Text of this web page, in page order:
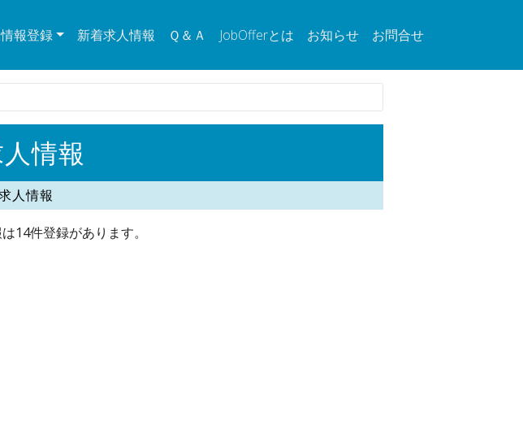
報登録 新着求人情報 Ｑ＆Ａ JobOfferとは お知らせ お問合せ
情報
人情報
14件登録があります。